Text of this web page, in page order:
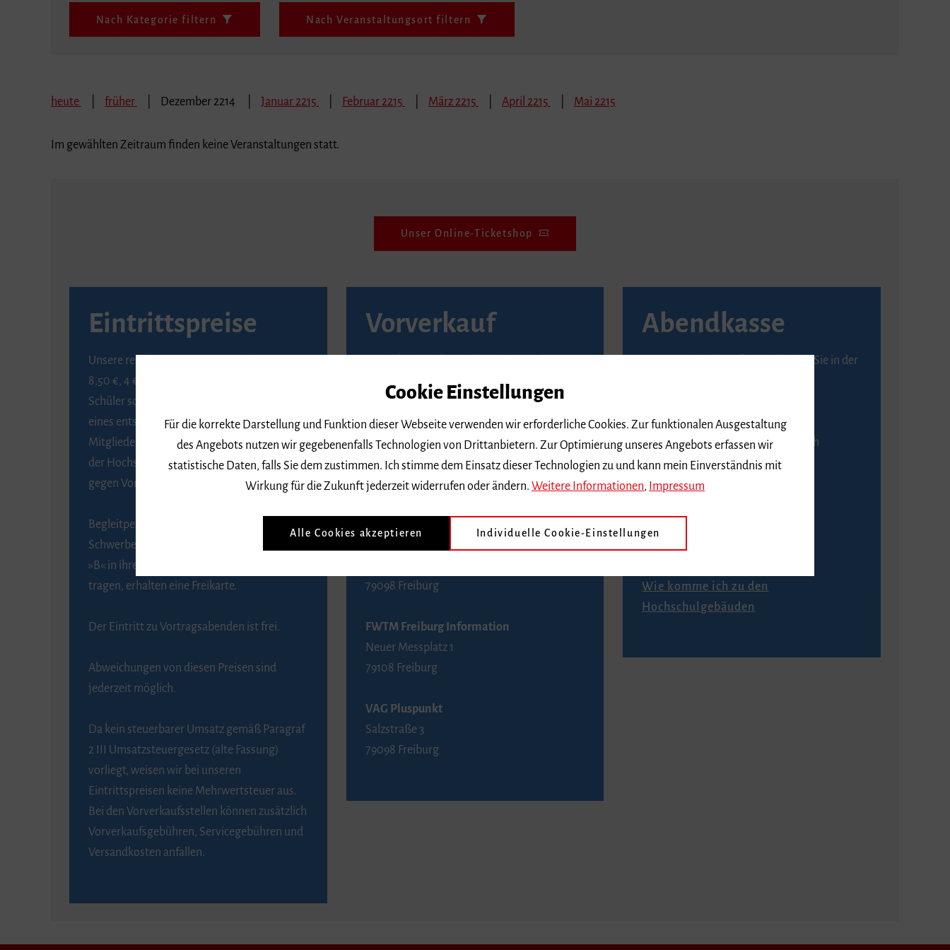
Nach Kategorie filtern Nach Veranstaltungsort filtern
heute früher Dezember 2214 Januar 2215 Februar 2215 März 2215 April 2215 Mai 2215
Im gewählten Zeitraum finden keine Veranstaltungen statt.
Unser Online-Ticketshop
Eintrittspreise
Unsere regulären Eintrittspreise betragen
8,50 €, 4 € ermäßigt für Schülerinnen und
Schüler sowie Studierende gegen Vorlage
eines entsprechenden Nachweises, 6 € für
Mitglieder der Gesellschaft zur Förderung
der Hochschule für Musik Freiburg e. V.
gegen Vorlage des Mitgliedsausweises.
Begleitpersonen von Menschen mit
Schwerbehinderung, die das Merkzeichen
»B« in ihrem Schwerbehindertenausweis
tragen, erhalten eine Freikarte.
Der Eintritt zu Vortragsabenden ist frei.
Abweichungen von diesen Preisen sind
jederzeit möglich.
Da kein steuerbarer Umsatz gemäß Paragraf
2 III Umsatzsteuergesetz (alte Fassung)
vorliegt, weisen wir bei unseren
Eintrittspreisen keine Mehrwertsteuer aus.
Bei den Vorverkaufsstellen können zusätzlich
Vorverkaufsgebühren, Servicegebühren und
Versandkosten anfallen.
Vorverkauf
Seite von Reservix.
BZ-Kartenservice Freiburg
Kaiser-Joseph-Straße 229
79098 Freiburg
Telefon 0761 4968888 (Reservierungen sind
79098 Freiburg
FWTM Freiburg Information
Neuer Messplatz 1
79108 Freiburg
VAG Pluspunkt
Salzstraße 3
79098 Freiburg
Abendkasse
Karten an der Abendkasse erhalten Sie in der
An der Abendkasse ist ausschließlich
Barzahlung möglich.
Anfahrt
Wie komme ich zu den
Hochschulgebäuden
Cookie Einstellungen
Für die korrekte Darstellung und Funktion dieser Webseite verwenden wir erforderliche Cookies. Zur funktionalen Ausgestaltung
des Angebots nutzen wir gegebenenfalls Technologien von Drittanbietern. Zur Optimierung unseres Angebots erfassen wir
statistische Daten, falls Sie dem zustimmen. Ich stimme dem Einsatz dieser Technologien zu und kann mein Einverständnis mit
Wirkung für die Zukunft jederzeit widerrufen oder ändern. Weitere Informationen, Impressum
Alle Cookies akzeptieren Individuelle Cookie-Einstellungen